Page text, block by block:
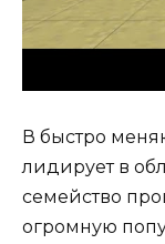
В быстро
лидирует в
семейство
огромную